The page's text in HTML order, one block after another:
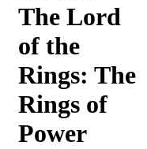
The Lord
of the
Rings: The
Rings of
Power